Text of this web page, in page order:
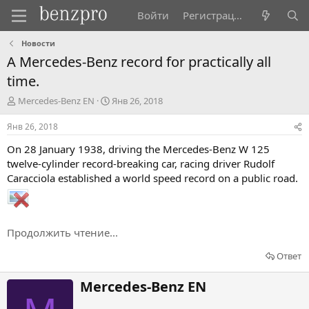
Войти Регистрация
Новости
A Mercedes-Benz record for practically all
time.
А
в
т
о
р
т
е
м
ы
Mercedes-Benz EN
Д
а
а
н
а
ч
Янв 26, 2018
Янв 26, 2018
On 28 January 1938, driving the Mercedes-Benz W 125
twelve-cylinder record-breaking car, racing driver Rudolf
Caracciola established a world speed record on a public road.
Продолжить чтение...
Ответ
Н
аMercedes-Benz EN